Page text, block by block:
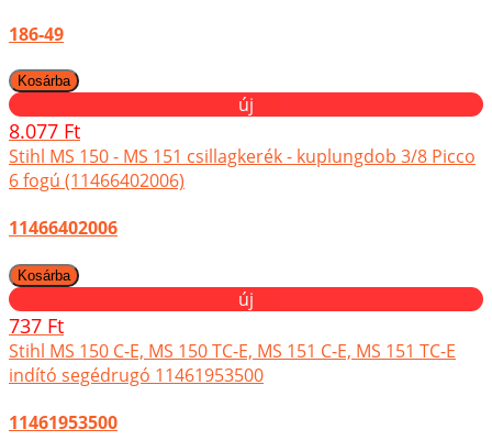
186-49
új
8.077 Ft
Stihl MS 150 - MS 151 csillagkerék - kuplungdob 3/8 Picco
6 fogú (11466402006)
11466402006
új
737 Ft
Stihl MS 150 C-E, MS 150 TC-E, MS 151 C-E, MS 151 TC-E
indító segédrugó 11461953500
11461953500